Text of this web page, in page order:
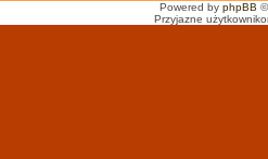
Powered by phpBB
Przyjazne